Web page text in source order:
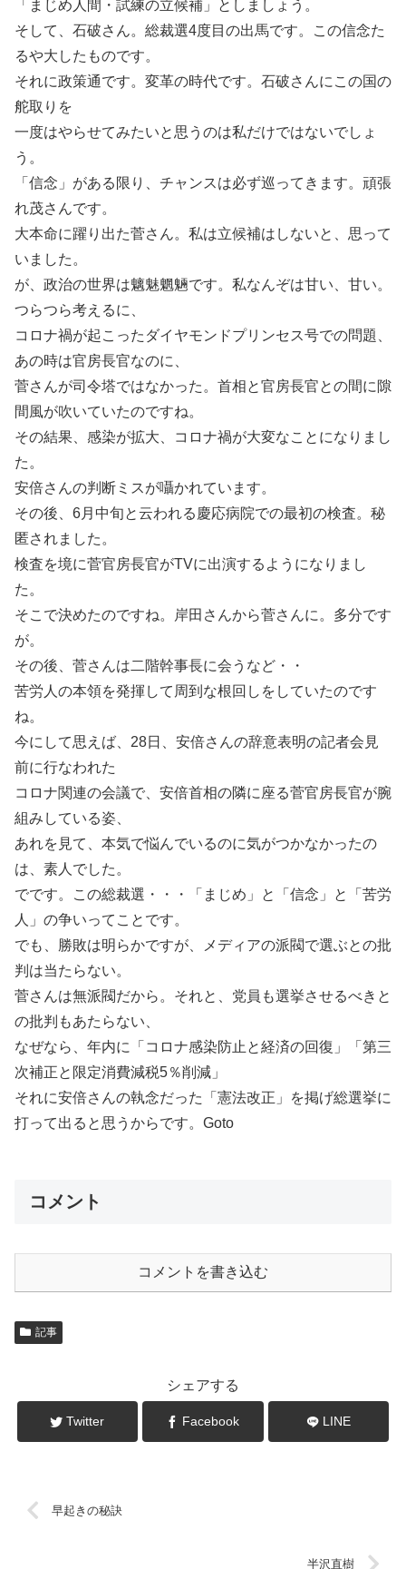
「まじめ人間・試練の立候補」としましょう。
そして、石破さん。総裁選4度目の出馬です。この信念た
るや大したものです。
それに政策通です。変革の時代です。石破さんにこの国の
舵取りを
一度はやらせてみたいと思うのは私だけではないでしょ
う。
「信念」がある限り、チャンスは必ず巡ってきます。頑張
れ茂さんです。
大本命に躍り出た菅さん。私は立候補はしないと、思って
いました。
が、政治の世界は魑魅魍魎です。私なんぞは甘い、甘い。
つらつら考えるに、
コロナ禍が起こったダイヤモンドプリンセス号での問題、
あの時は官房長官なのに、
菅さんが司令塔ではなかった。首相と官房長官との間に隙
間風が吹いていたのですね。
その結果、感染が拡大、コロナ禍が大変なことになりまし
た。
安倍さんの判断ミスが囁かれています。
その後、6月中旬と云われる慶応病院での最初の検査。秘
匿されました。
検査を境に菅官房長官がTVに出演するようになりまし
た。
そこで決めたのですね。岸田さんから菅さんに。多分です
が。
その後、菅さんは二階幹事長に会うなど・・
苦労人の本領を発揮して周到な根回しをしていたのです
ね。
今にして思えば、28日、安倍さんの辞意表明の記者会見
前に行なわれた
コロナ関連の会議で、安倍首相の隣に座る菅官房長官が腕
組みしている姿、
あれを見て、本気で悩んでいるのに気がつかなかったの
は、素人でした。
でです。この総裁選・・・「まじめ」と「信念」と「苦労
人」の争いってことです。
でも、勝敗は明らかですが、メディアの派閥で選ぶとの批
判は当たらない。
菅さんは無派閥だから。それと、党員も選挙させるべきと
の批判もあたらない、
なぜなら、年内に「コロナ感染防止と経済の回復」「第三
次補正と限定消費減税5％削減」
それに安倍さんの執念だった「憲法改正」を掲げ総選挙に
打って出ると思うからです。Goto
コメント
コメントを書き込む
記事
シェアする
Twitter Facebook LINE
早起きの秘訣
半沢直樹